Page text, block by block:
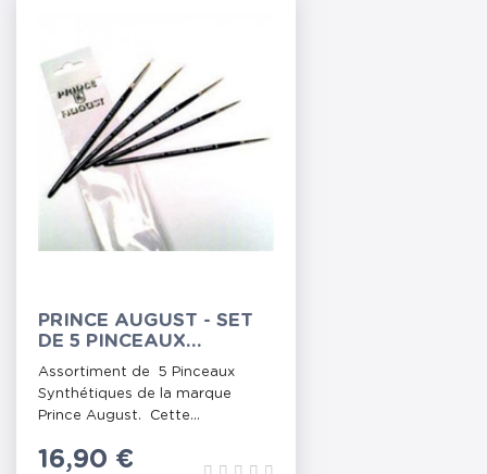
PRINCE AUGUST - SET
DE 5 PINCEAUX
SYNTHÉTIQUES
Assortiment de 5 Pinceaux
Synthétiques de la marque
Prince August. Cette...
Prix
16,90 €